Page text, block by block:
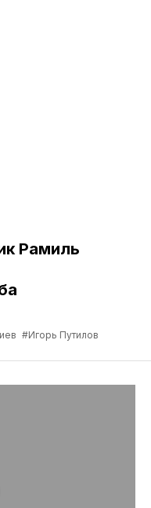
Рамиль
#Игорь Путилов